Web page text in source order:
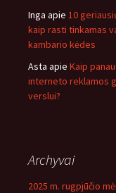
Inga apie 10
kaip rasti tinkamas
kambario kėdes
Asta apie Kaip
interneto reklamos
verslui?
Archyvai
2025 m. rugpjūčio